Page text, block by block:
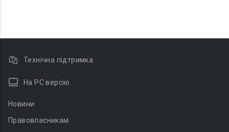
Технічна підтримка
На PC версію
Новини
Правовласникам